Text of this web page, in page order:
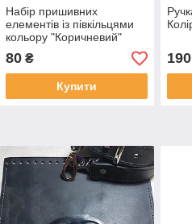
Набір пришивних
елементів із півкільцями
кольору "Коричневий"
80₴
Купити
190